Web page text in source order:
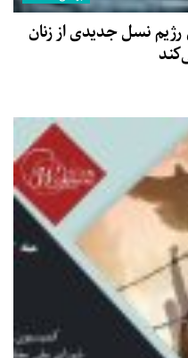
سیاست‌های رژیم نسل جدیدی از زنان